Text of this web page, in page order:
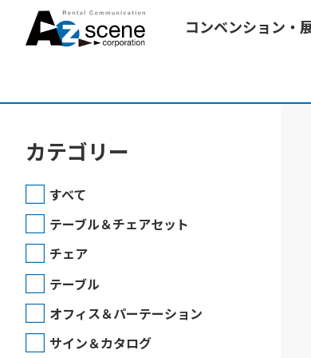
コンベンション・
カテゴリー
すべて
テーブル＆チェアセット
チェア
テーブル
オフィス＆パーテーション
サイン＆カタログ